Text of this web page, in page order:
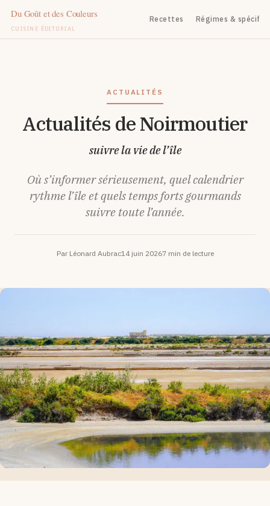
CUISINE ÉDITORIAL
Recettes Régimes &
ACTUALITÉS
Actualités de Noirmoutier
suivre la vie de l’île
Où s’informer sérieusement, quel calendrier
rythme l’île et quels temps forts gourmands
suivre toute l’année.
Par Léonard Aubrac14 juin 20267 min de lecture